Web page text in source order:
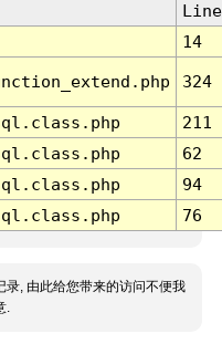
Line
14
324
211
62
94
76
录, 由此给您带来的访问不便我
.